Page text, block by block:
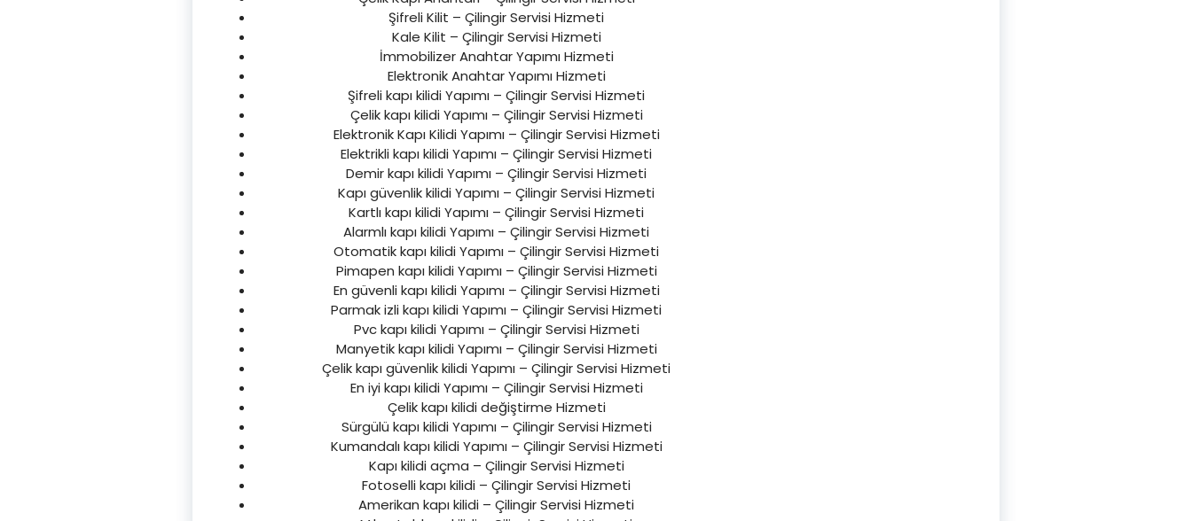
Şifreli Kilit – Çilingir Servisi Hizmeti
Kale Kilit – Çilingir Servisi Hizmeti
İmmobilizer Anahtar Yapımı Hizmeti
Elektronik Anahtar Yapımı Hizmeti
Şifreli kapı kilidi Yapımı – Çilingir Servisi Hizmeti
Çelik kapı kilidi Yapımı – Çilingir Servisi Hizmeti
Elektronik Kapı Kilidi Yapımı – Çilingir Servisi Hizmeti
Elektrikli kapı kilidi Yapımı – Çilingir Servisi Hizmeti
Demir kapı kilidi Yapımı – Çilingir Servisi Hizmeti
Kapı güvenlik kilidi Yapımı – Çilingir Servisi Hizmeti
Kartlı kapı kilidi Yapımı – Çilingir Servisi Hizmeti
Alarmlı kapı kilidi Yapımı – Çilingir Servisi Hizmeti
Otomatik kapı kilidi Yapımı – Çilingir Servisi Hizmeti
Pimapen kapı kilidi Yapımı – Çilingir Servisi Hizmeti
En güvenli kapı kilidi Yapımı – Çilingir Servisi Hizmeti
Parmak izli kapı kilidi Yapımı – Çilingir Servisi Hizmeti
Pvc kapı kilidi Yapımı – Çilingir Servisi Hizmeti
Manyetik kapı kilidi Yapımı – Çilingir Servisi Hizmeti
Çelik kapı güvenlik kilidi Yapımı – Çilingir Servisi Hizmeti
En iyi kapı kilidi Yapımı – Çilingir Servisi Hizmeti
Çelik kapı kilidi değiştirme Hizmeti
Sürgülü kapı kilidi Yapımı – Çilingir Servisi Hizmeti
Kumandalı kapı kilidi Yapımı – Çilingir Servisi Hizmeti
Kapı kilidi açma – Çilingir Servisi Hizmeti
Fotoselli kapı kilidi – Çilingir Servisi Hizmeti
Amerikan kapı kilidi – Çilingir Servisi Hizmeti